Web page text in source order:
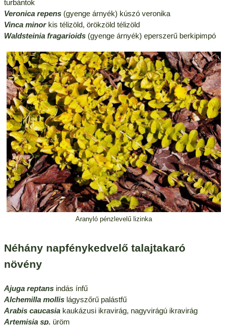
turbántok
Veronica repens(gyenge árnyék) kúszó veronika
Vinca minorkis télizöld, örökzöld télizöld
Waldsteinia fragarioids(gyenge árnyék) eperszerű berkipimpó
Aranyló pénzlevelű lizinka
Néhány napfénykedvelő talajtakaró
növény
Ajuga reptansindás ínfű
Alchemilla mollislágyszőrű palástfű
Arabis caucasia kaukázusi ikravirág, nagyvirágú ikravirág
Artemisia sp. üröm